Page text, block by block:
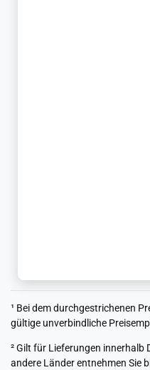
¹ Bei dem durchgestrichenen
gültige unverbindliche
² Gilt für Lieferungen innerhalb
andere Länder entnehmen Sie